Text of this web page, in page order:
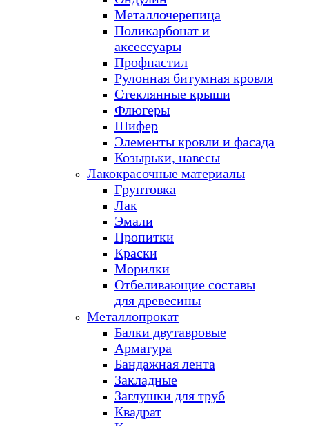
Металлочерепица
Поликарбонат и
аксессуары
Профнастил
Рулонная битумная кровля
Стеклянные крыши
Флюгеры
Шифер
Элементы кровли и фасада
Козырьки, навесы
Лакокрасочные материалы
Грунтовка
Лак
Эмали
Пропитки
Краски
Морилки
Отбеливающие составы
для древесины
Металлопрокат
Балки двутавровые
Арматура
Бандажная лента
Закладные
Заглушки для труб
Квадрат